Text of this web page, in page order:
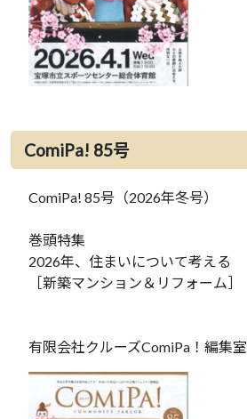
ComiPa! 85号
ComiPa! 85号（2026年冬号）
巻頭特集
2026年、住まいについて考える
［新築マンション＆リフォーム］
有限会社クルーズComiPa！編集室